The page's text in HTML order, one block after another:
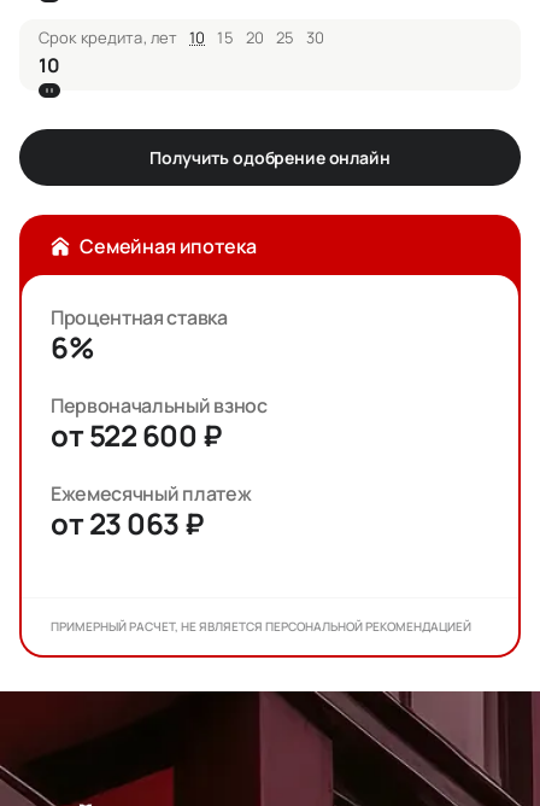
Срок кредита, лет 10 15 20 25 30
Получить одобрение онлайн
Семейная ипотека
Процентная ставка
6%
Первоначальный взнос
от 522 600 ₽
Ежемесячный платеж
от 23 063 ₽
ПРИМЕРНЫЙ РАСЧЕТ, НЕ ЯВЛЯЕТСЯ ПЕРСОНАЛЬНОЙ РЕКОМЕНДАЦИЕЙ